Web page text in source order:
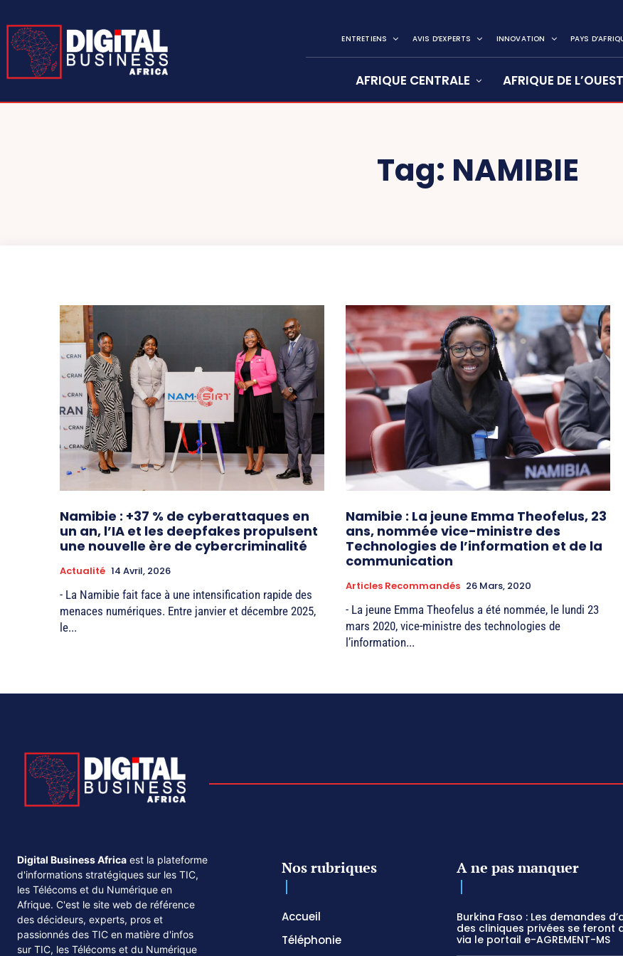
ENTRETIENS AVIS D’EXPERTS INNOVATION PAYS
AFRIQUE CENTRALE AFRIQUE DE L’OUEST
Tag: NAMIBIE
Namibie : +37 % de cyberattaques en
un an, l’IA et les deepfakes propulsent
une nouvelle ère de cybercriminalité
Actualité 14 Avril, 2026
- La Namibie fait face à une intensification rapide des
menaces numériques. Entre janvier et décembre 2025,
le...
Namibie : La jeune Emma Theofelus, 23
ans, nommée vice-ministre des
Technologies de l’information et de la
communication
Articles Recommandés 26 Mars, 2020
- La jeune Emma Theofelus a été nommée, le lundi 23
mars 2020, vice-ministre des technologies de
l’information...
Digital Business Africa est la plateforme
d'informations stratégiques sur les TIC,
les Télécoms et du Numérique en
Afrique. C'est le site web de référence
des décideurs, experts, pros et
passionnés des TIC en matière d'infos
sur TIC, les Télécoms et du Numérique
Nos rubriques
Accueil
Téléphonie
A ne pas manquer
Burkina Faso : Les demandes
des cliniques privées se feront
via le portail e-AGREMENT-MS